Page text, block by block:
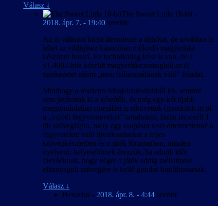
Válasz ↓
The Sweet Little 16-bit -
2018. ápr. 7. - 19:40 szerint:
Az új változat kicsit átrendezte a fájlokat, de továbbra is
lehet az eddigihez hasonlóan működő magyarítást
készíteni hozzá. Ez technikailag kész is van, de a
v1.4002-höz készült magyarításcsomagból az új
szerkezetet elérni „nem felhasználónak való” feladat.
Minthogy a részletes hibajelentésünkből kb. semmit
sem javítottak ki a készítők, és még egy-két újabb
meggondolatlan rongálást is elkövettek (gondolok itt pl.
a „valódi fegyverneveket” tartalmazó, lazán lecserélt 1
db szövegfájlra, mely egy csapásra teszi értelmetlenné a
fegyverekre való hivatkozásokat a teljes
szövegkészletben és a játék fórumaiban, minden
nyelven), helyesebbnek érezzük, ha adunk időt
Dezóéknak, hogy végre a játék eddig méltatlanul
elhanyagolt szövegére is kellő gondot fordíthassanak.
Válasz ↓
Hexarius - 2018. ápr. 8. - 4:44 szerint: